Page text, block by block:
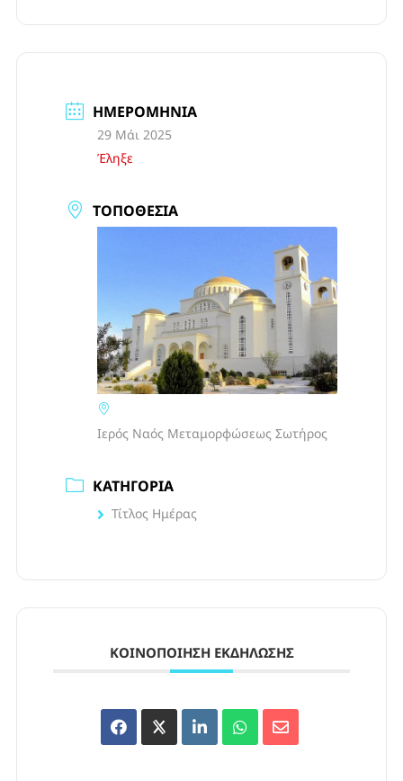
ΗΜΕΡΟΜΗΝΊΑ
29 Μάι 2025
Έληξε
ΤΟΠΟΘΕΣΊΑ
Ιερός Ναός Μεταμορφώσεως Σωτήρος
ΚΑΤΗΓΟΡΊΑ
Τίτλος Ημέρας
ΚΟΙΝΟΠΟΊΗΣΗ ΕΚΔΉΛΩΣΗΣ